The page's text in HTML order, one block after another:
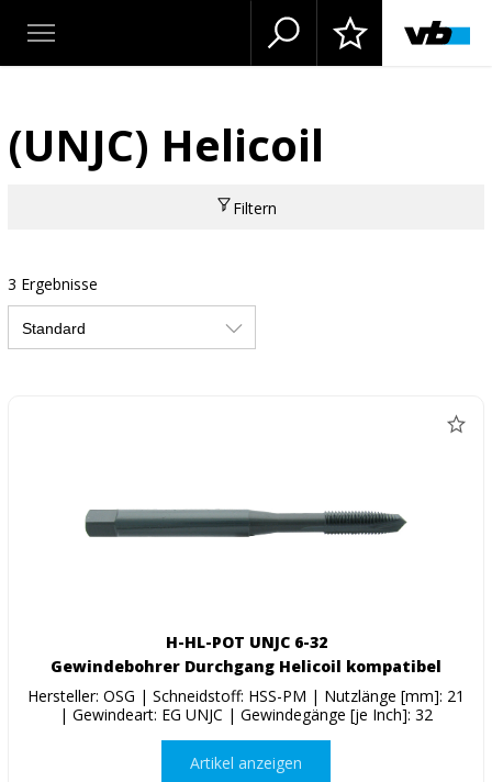
(UNJC) Helicoil
Filtern
3 Ergebnisse
H-HL-POT UNJC 6-32
Gewindebohrer Durchgang Helicoil kompatibel
Hersteller: OSG | Schneidstoff: HSS-PM | Nutzlänge [mm]: 21
| Gewindeart: EG UNJC | Gewindegänge [je Inch]: 32
Artikel anzeigen